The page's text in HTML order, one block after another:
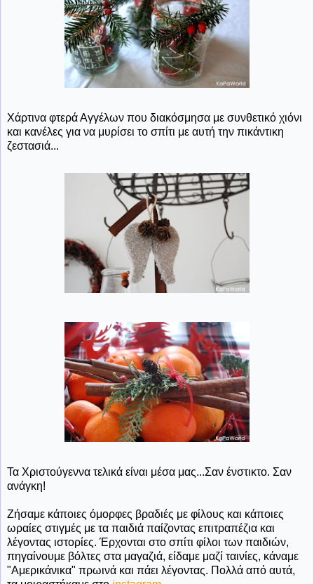
Χάρτινα φτερά Αγγέλων που διακόσμησα με συνθετικό χιόνι
και κανέλες για να μυρίσει το σπίτι με αυτή την πικάντικη
ζεστασιά...
Τα Χριστούγεννα τελικά είναι μέσα μας...Σαν ένστικτο. Σαν
ανάγκη!
Ζήσαμε κάποιες όμορφες βραδιές με φίλους και κάποιες
ωραίες στιγμές με τα παιδιά παίζοντας επιτραπέζια και
λέγοντας ιστορίες. Έρχονται στο σπίτι φίλοι των παιδιών,
πηγαίνουμε βόλτες στα μαγαζιά, είδαμε μαζί ταινίες, κάναμε
"Αμερικάνικα" πρωινά και πάει λέγοντας. Πολλά από αυτά,